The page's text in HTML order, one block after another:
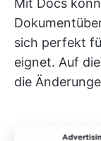
Mit Docs
sich perfekt
eignet. Auf
die